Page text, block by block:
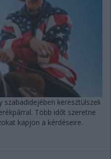
szabadidejében keresztülszeli
Több időt szeretne
kapjon a kérdéseire.